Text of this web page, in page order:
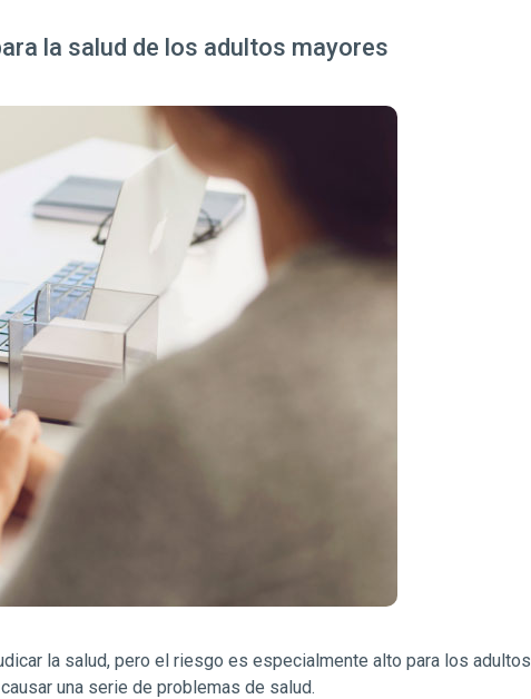
la salud de los adultos mayores
la salud, pero el riesgo es especialmente alto para los adultos
una serie de problemas de salud.